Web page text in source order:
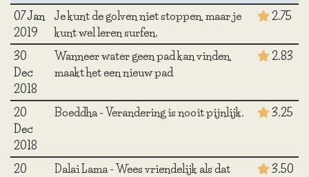
07 Jan
2019
Je kunt de golven niet stoppen, maar je
kunt wel leren surfen.
2.75
30
Dec
2018
Wanneer water geen pad kan vinden,
maakt het een nieuw pad
2.83
20
Dec
2018
Boeddha - Verandering is nooit pijnlijk. 3.25
20
Dalai Lama - Wees vriendelijk als dat
3.50